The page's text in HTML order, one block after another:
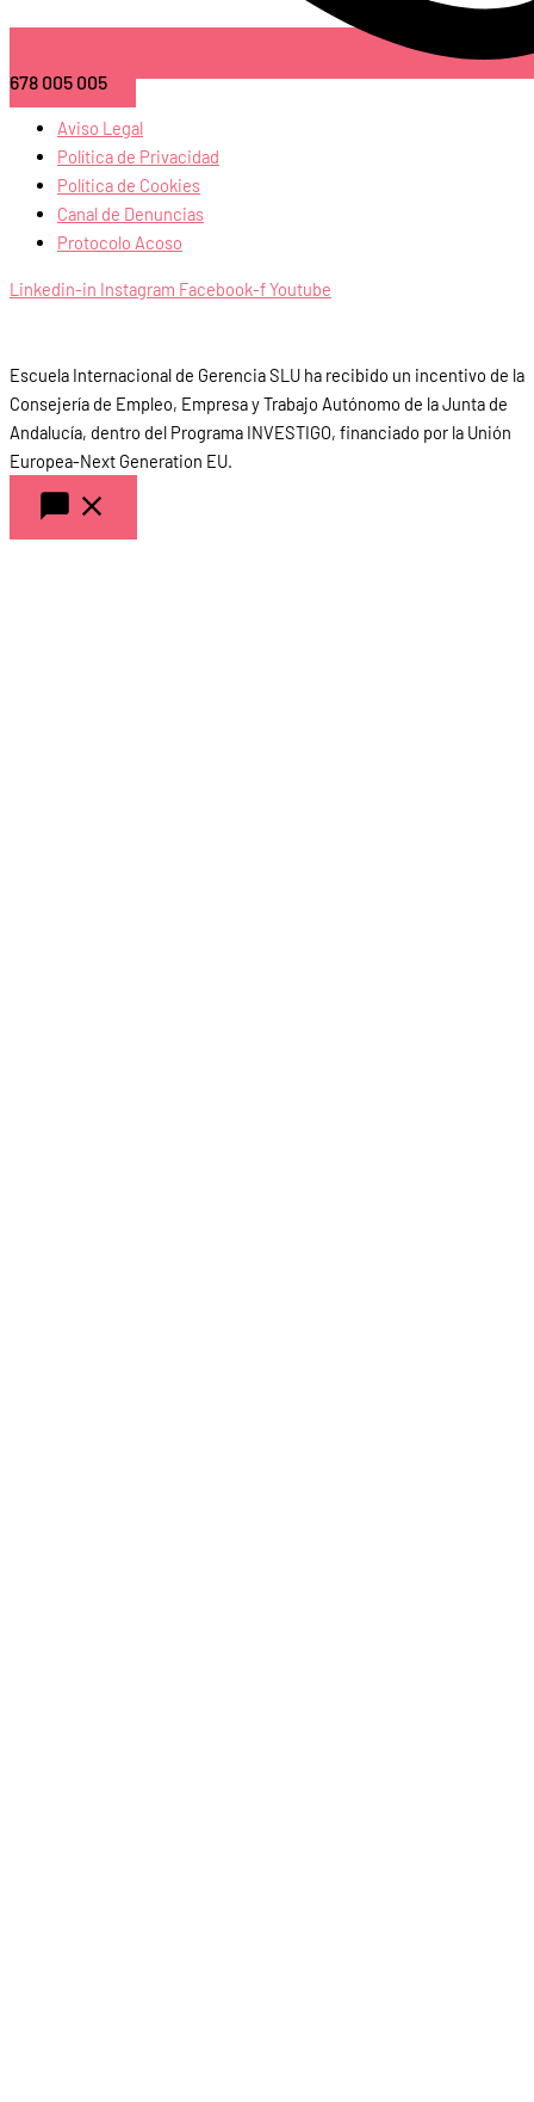
678 005 005
Aviso Legal
Política de Privacidad
Política de Cookies
Canal de Denuncias
Protocolo Acoso
Linkedin-in Instagram Facebook-fYoutube
Escuela Internacional de Gerencia SLU ha recibido un incentivo de la
Consejería de Empleo, Empresa y Trabajo Autónomo de la Junta de
Andalucía, dentro del Programa INVESTIGO, financiado por la Unión
Europea-Next Generation EU.